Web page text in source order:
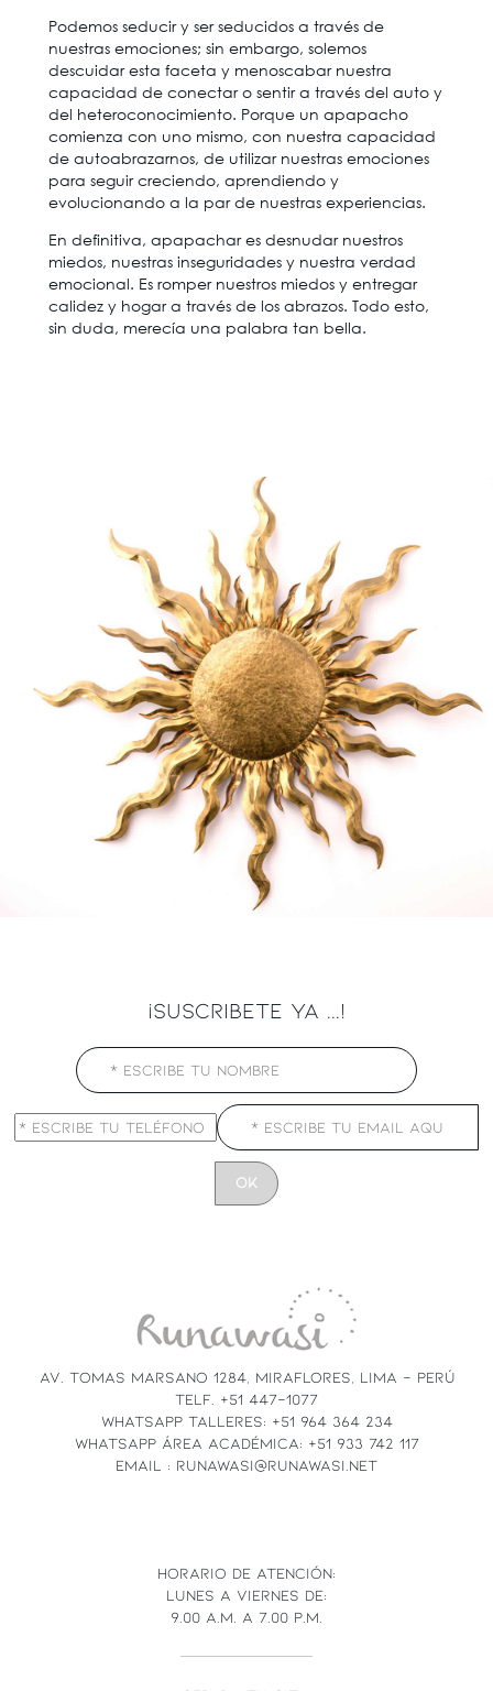
Podemos seducir y ser seducidos a través de
nuestras emociones; sin embargo, solemos
descuidar esta faceta y menoscabar nuestra
capacidad de conectar o sentir a través del auto y
del heteroconocimiento. Porque un apapacho
comienza con uno mismo, con nuestra capacidad
de autoabrazarnos, de utilizar nuestras emociones
para seguir creciendo, aprendiendo y
evolucionando a la par de nuestras experiencias.
En definitiva, apapachar es desnudar nuestros
miedos, nuestras inseguridades y nuestra verdad
emocional. Es romper nuestros miedos y entregar
calidez y hogar a través de los abrazos. Todo esto,
sin duda, merecía una palabra tan bella.
¡SUSCRIBETE YA ...!
BLANK.AV. TOMAS MARSANO 1284, MIRAFLORES, LIMA - PERÚ
TELF. +51 447-1077
WHATSAPP TALLERES: +51 964 364 234
WHATSAPP ÁREA ACADÉMICA: +51 933 742 117
EMAIL : RUNAWASI@RUNAWASI.NET
HORARIO DE ATENCIÓN:
LUNES A VIERNES DE:
9.00 A.M. A 7.00 P.M.